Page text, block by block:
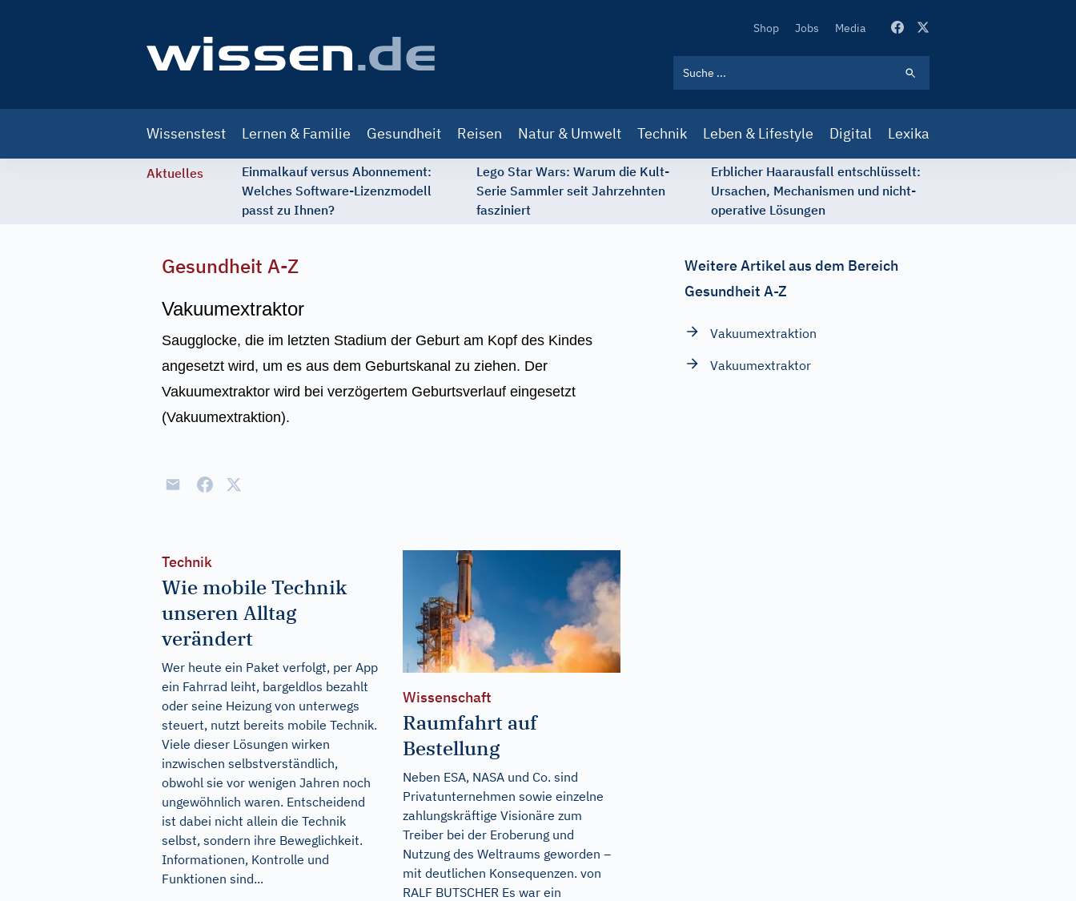
Secondary
Shop Jobs Media
navigation
Wissenstest Lernen & Familie Gesundheit Reisen Natur & Umwelt Technik Leben & Lifestyle Digital Lexika
Aktuelles
Einmalkauf versus Abonnement:
Welches Software-Lizenzmodell
passt zu Ihnen?
Lego Star Wars: Warum die Kult-
Serie Sammler seit Jahrzehnten
fasziniert
Erblicher Haarausfall entschlüsselt:
Ursachen, Mechanismen und nicht-
operative Lösungen
Gesundheit A-Z
Vakuumextraktor
Saugglocke, die im letzten Stadium der Geburt am Kopf des Kindes
angesetzt wird, um es aus dem Geburtskanal zu ziehen. Der
Vakuumextraktor wird bei verzögertem Geburtsverlauf eingesetzt
(Vakuumextraktion).
Technik
Wie mobile Technik
unseren Alltag
verändert
Wer heute ein Paket verfolgt, per App
ein Fahrrad leiht, bargeldlos bezahlt
oder seine Heizung von unterwegs
steuert, nutzt bereits mobile Technik.
Viele dieser Lösungen wirken
inzwischen selbstverständlich,
obwohl sie vor wenigen Jahren noch
ungewöhnlich waren. Entscheidend
ist dabei nicht allein die Technik
selbst, sondern ihre Beweglichkeit.
Informationen, Kontrolle und
Funktionen sind...
Wissenschaft
Raumfahrt auf
Bestellung
Neben ESA, NASA und Co. sind
Privatunternehmen sowie einzelne
zahlungskräftige Visionäre zum
Treiber bei der Eroberung und
Nutzung des Weltraums geworden –
mit deutlichen Konsequenzen. von
RALF BUTSCHER Es war ein
Weitere Artikel aus dem Bereich
Gesundheit A-Z
Vakuumextraktion
Vakuumextraktor